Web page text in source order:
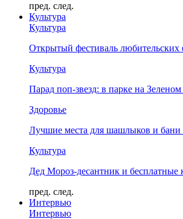
пред. след.
Культура
Культура
Открытый фестиваль
Культура
Парад поп-звезд: в парке на
Здоровье
Лучшие места для шашлыков и
Культура
Дед Мороз-десантник и бесплатные
пред. след.
Интервью
Интервью